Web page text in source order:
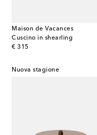
Maison de Vacances
Cuscino in shearling
€ 315
original price
Nuova stagione